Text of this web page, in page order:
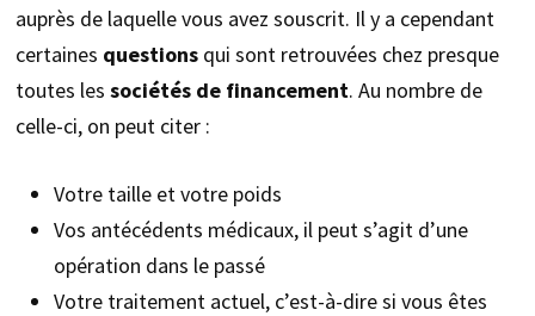
auprès de laquelle vous avez souscrit. Il y a cependant
certaines questions qui sont retrouvées chez presque
toutes les sociétés de financement. Au nombre de
celle-ci, on peut citer :
Votre taille et votre poids
Vos antécédents médicaux, il peut s’agit d’une
opération dans le passé
Votre traitement actuel, c’est-à-dire si vous êtes